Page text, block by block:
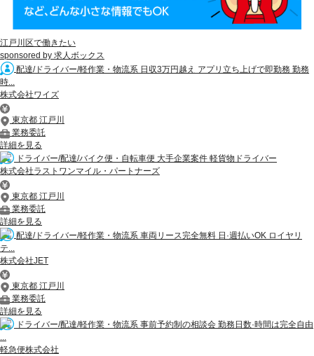
江戸川区で働きたい
sponsored by 求人ボックス
配達/ドライバー/軽作業・物流系 日収3万円越え アプリ立ち上げで即勤務 勤務
時...
株式会社ワイズ
東京都 江戸川
業務委託
詳細を見る
ドライバー/配達/バイク便・自転車便 大手企業案件 軽貨物ドライバー
株式会社ラストワンマイル・パートナーズ
東京都 江戸川
業務委託
詳細を見る
配達/ドライバー/軽作業・物流系 車両リース完全無料 日·週払いOK ロイヤリ
テ...
株式会社JET
東京都 江戸川
業務委託
詳細を見る
ドライバー/配達/軽作業・物流系 事前予約制の相談会 勤務日数·時間は完全自由
...
軽急便株式会社